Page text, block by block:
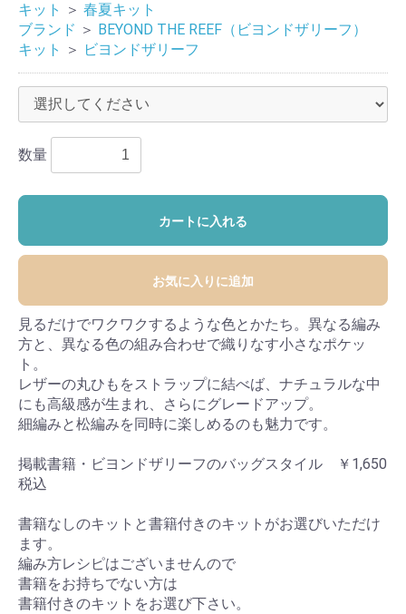
キット
＞ 春夏キット
ブランド ＞ BEYOND THE REEF（ビヨンドザリーフ）
キット
＞ ビヨンドザリーフ
数量
カートに入れる
お気に入りに追加
見るだけでワクワクするような色とかたち。異なる編み
方と、異なる色の組み合わせで織りなす小さなポケッ
ト。
レザーの丸ひもをストラップに結べば、ナチュラルな中
にも高級感が生まれ、さらにグレードアップ。
細編みと松編みを同時に楽しめるのも魅力です。
掲載書籍・ビヨンドザリーフのバッグスタイル ￥1,650
税込
書籍なしのキットと書籍付きのキットがお選びいただけ
ます。
編み方レシピはございませんので
書籍をお持ちでない方は
書籍付きのキットをお選び下さい。